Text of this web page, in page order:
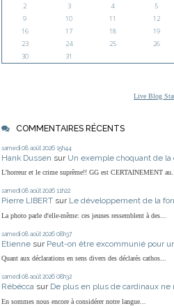
2
3 4 5
9
10 11 12
16
17 18 19
23
24 25 26
30
31
Live Blog
COMMENTAIRES RÉCENTS
samedi 08 août 2026 15h44
Hank Dussen sur Un exemple choquant de
L'horreur et le crime suprême!! GG est CERTAINEMENT
samedi 08 août 2026 11h22
Pierre LIBERT sur Le développement de la
La photo parle d'elle-même: ces jeunes ressemblent à des...
samedi 08 août 2026 08h37
Etienne sur Peut-on être excommunié pour
Quant aux déclarations en sens divers des déclarés cathos...
samedi 08 août 2026 08h32
Rébécca sur De plus en plus de cardinaux ne
En sommes nous encore à considérer notre langue...